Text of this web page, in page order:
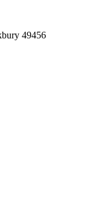
49456